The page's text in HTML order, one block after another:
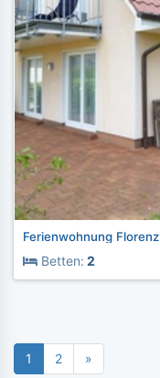
Ferienwohnung Florenz
Betten: 2
1 2 »